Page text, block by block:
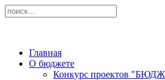
Главная
О бюджете
Конкурс проектов